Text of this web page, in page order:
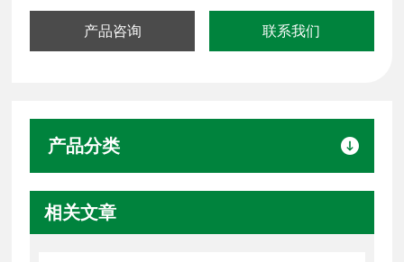
产品咨询 联系我们
产品分类
相关文章